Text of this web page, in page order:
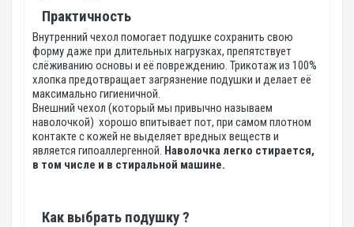
Практичность
Внутренний чехол помогает подушке сохранить свою
форму даже при длительных нагрузках, препятствует
слёживанию основы и её повреждению. Трикотаж из 100%
хлопка предотвращает загрязнение подушки и делает её
максимально гигиеничной.
Внешний чехол (который мы привычно называем
наволочкой) хорошо впитывает пот, при самом плотном
контакте с кожей не выделяет вредных веществ и
является гипоаллергенной. Наволочка легко стирается,
в том числе и в стиральной машине.
Как выбрать подушку ?